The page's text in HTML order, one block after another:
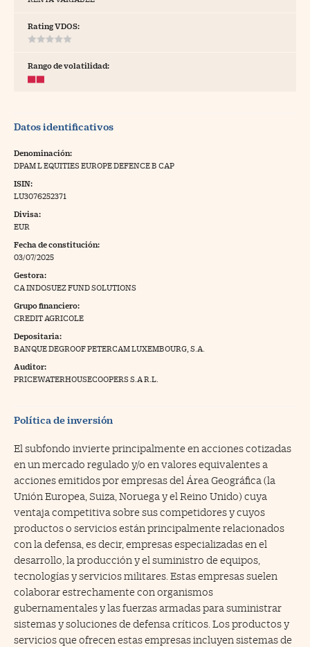
Pyme
a Cinco Días
Rating VDOS:
Rango de volatilidad:
Datos identificativos
Denominación:
DPAM L EQUITIES EUROPE DEFENCE B CAP
ISIN:
LU3076252371
Divisa:
EUR
Fecha de constitución:
03/07/2025
Gestora:
CA INDOSUEZ FUND SOLUTIONS
Grupo financiero:
CREDIT AGRICOLE
Depositaria:
BANQUE DEGROOF PETERCAM LUXEMBOURG, S.A.
Auditor:
PRICEWATERHOUSECOOPERS S.A R.L.
Política de inversión
El subfondo invierte principalmente en acciones cotizadas
en un mercado regulado y/o en valores equivalentes a
acciones emitidos por empresas del Área Geográfica (la
Unión Europea, Suiza, Noruega y el Reino Unido) cuya
ventaja competitiva sobre sus competidores y cuyos
productos o servicios están principalmente relacionados
con la defensa, es decir, empresas especializadas en el
desarrollo, la producción y el suministro de equipos,
tecnologías y servicios militares. Estas empresas suelen
colaborar estrechamente con organismos
gubernamentales y las fuerzas armadas para suministrar
sistemas y soluciones de defensa críticos. Los productos y
servicios que ofrecen estas empresas incluyen sistemas de